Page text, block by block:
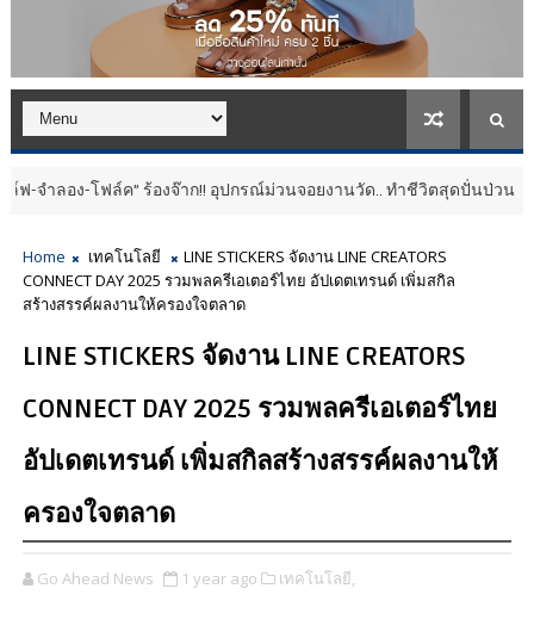
ล์ค” ร้องจ๊าก!! อุปกรณ์ม่วนจอยงานวัด.. ทำชีวิตสุดปั่นป่วน ประชาสัมพันธ์
Home เทคโนโลยี
LINE STICKERS จัดงาน LINE CREATORS
CONNECT DAY 2025 รวมพลครีเอเตอร์ไทย อัปเดตเทรนด์ เพิ่มสกิล
สร้างสรรค์ผลงานให้ครองใจตลาด
LINE STICKERS จัดงาน LINE CREATORS
CONNECT DAY 2025 รวมพลครีเอเตอร์ไทย
อัปเดตเทรนด์ เพิ่มสกิลสร้างสรรค์ผลงานให้
ครองใจตลาด
Go Ahead News 1 year ago เทคโนโลยี,